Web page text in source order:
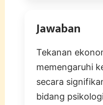
Jawaban
Tekanan
memengaruhi
secara
bidang